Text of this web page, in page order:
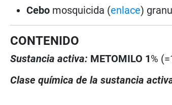
Cebo mosquicida (enlace)
CONTENIDO
Sustancia activa: METOMILO 1%
Clase química de la sustancia